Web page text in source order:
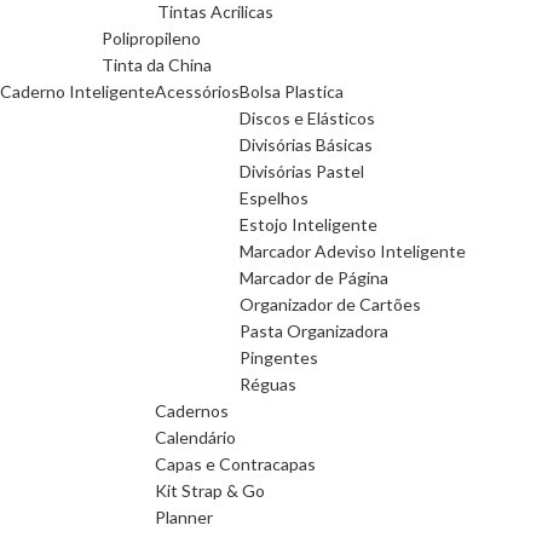
Tintas Acrilicas
Polipropileno
Tinta da China
Caderno InteligenteAcessóriosBolsa Plastica
Discos e Elásticos
Divisórias Básicas
Divisórias Pastel
Espelhos
Estojo Inteligente
Marcador Adeviso Inteligente
Marcador de Página
Organizador de Cartões
Pasta Organizadora
Pingentes
Réguas
Cadernos
Calendário
Capas e Contracapas
Kit Strap & Go
Planner